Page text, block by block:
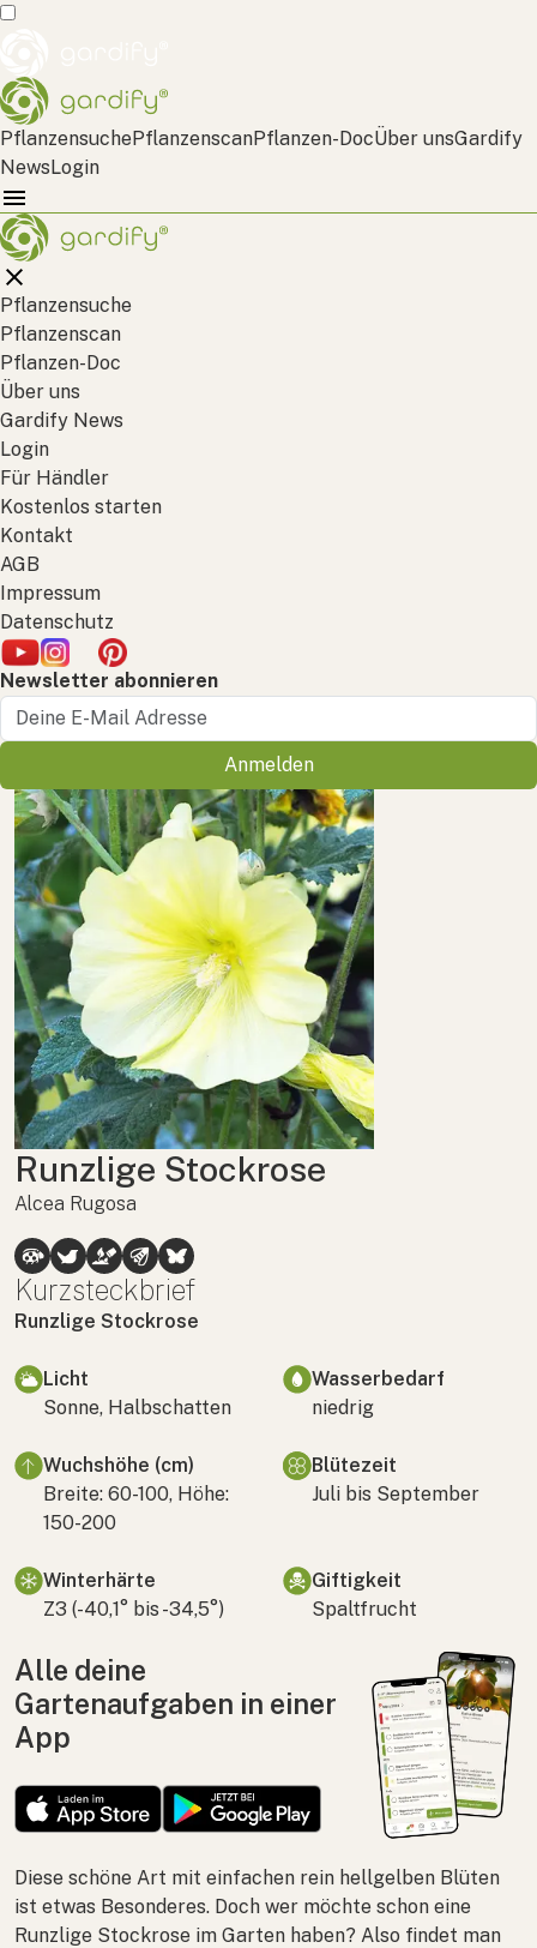
PflanzensuchePflanzenscanPflanzen-DocÜber unsGardify
NewsLogin
Pflanzensuche
Pflanzenscan
Pflanzen-Doc
Über uns
Gardify News
Login
Für Händler
Kostenlos starten
Kontakt
AGB
Impressum
Datenschutz
Newsletter abonnieren
Anmelden
Runzlige Stockrose
Alcea Rugosa
Kurzsteckbrief
Runzlige Stockrose
Licht
Sonne, Halbschatten
Wasserbedarf
niedrig
Wuchshöhe (cm)
Breite: 60-100, Höhe:
150-200
Blütezeit
Juli bis September
Winterhärte
Z3 (-40,1° bis -34,5°)
Giftigkeit
Spaltfrucht
Alle deine
Gartenaufgaben in einer
App
Diese schöne Art mit einfachen rein hellgelben Blüten
ist etwas Besonderes. Doch wer möchte schon eine
Runzlige Stockrose im Garten haben? Also findet man